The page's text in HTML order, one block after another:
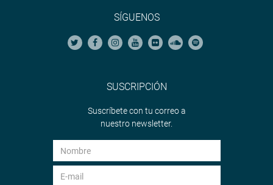
SÍGUENOS
SUSCRIPCIÓN
Suscríbete con tu correo a
nuestro newsletter.